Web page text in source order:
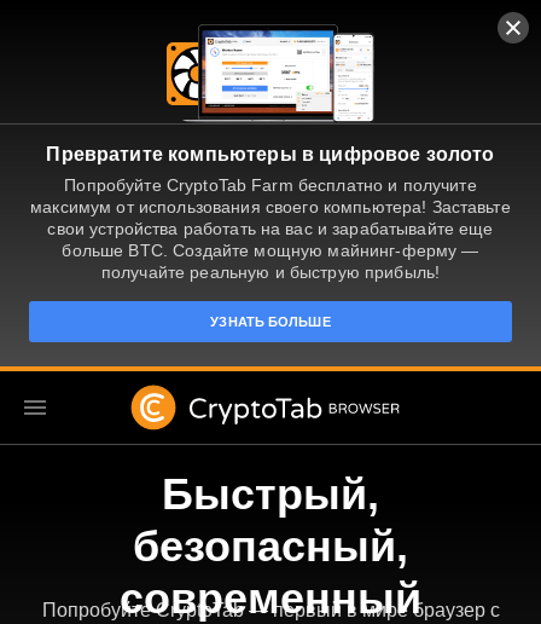
Превратите компьютеры в цифровое золото
Попробуйте CryptoTab Farm бесплатно и получите
максимум от использования своего компьютера! Заставьте
свои устройства работать на вас и зарабатывайте еще
больше BTC. Создайте мощную майнинг-ферму —
получайте реальную и быструю прибыль!
УЗНАТЬ БОЛЬШЕ
Быстрый,
безопасный,
современный
Попробуйте CryptoTab — первый в мире браузер с